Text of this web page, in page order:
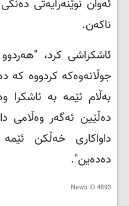
ئەوان نوێنەرایەتی
ناکەن.
ئاشکراشی کرد،
جوڵانەوەکە کردووە کە
بەڵام ئێمە بە ئاشکرا
دەڵێین ئەگەر وەڵامی
داواکاری خەڵکن
دەدەین".
News ID4893